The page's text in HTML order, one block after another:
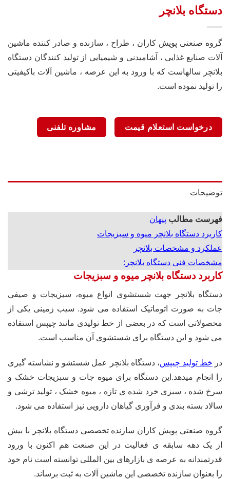
دستگاه بلانچر
گروه صنعتی پویش کاران ، طراح ، سازنده و صادر کننده ماشین
آلات صنایع غذایی ، آشامیدنی و شیمیایی از تولید کنندگان دستگاه
بلانچر سالهاست که با ورود به این عرصه ، ماشین آلات باکیفیتی
را تولید نموده است.
درخواست استعلام قیمت مشاوره تلفنی
توضیحات
فهرست مطالب پنهان
کاربرد دستگاه بلانچر میوه و سبزیجات
عملکرد و مشخصات بلانچر
مشخصات فنی دستگاه بلانچر:
کاربرد دستگاه بلانچر میوه و سبزیجات
دستگاه بلانچر جهت شستشوی انواع میوه، سبزیجات و صیفی
جات به صورت اتوماتیک استفاده می شود. سیب زمینی یکی از
محصولاتی است که در بعضی از خط تولیدی مانند چیپس استفاده
می شود و این دستگاه برای شستشوی آن مناسب است.
در خط تولید چیپس، دستگاه بلانچر عمل شستشو و نشاسته گیری
را انجام میدهد.این دستگاه برای میوه جات و سبزیجات خشک و
سرخ شده ، سبزی خرد شده ی تازه ، میوه خشک ، تولید ترشی و
سالاد بسته بندی و فرآوری گیاهان دارویی نیز استفاده می شود.
گروه صنعتی پویش کاران سازنده تخصصی دستگاه بلانچر با بیش
از یک دهه سابقه ی فعالیت در این صنعت هم اکنون با ورود
قدرتمندانه به عرصه ی بازارهای بین المللی توانسته است نام خود
را بعنوان سازنده تخصصی این ماشین آلات به ثبت برساند.